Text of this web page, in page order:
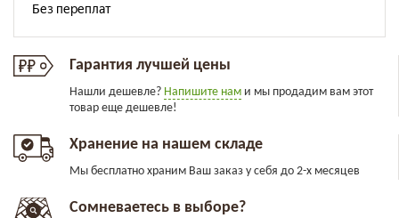
Гарантия лучшей цены
Нашли дешевле? Напишите нам и мы продадим вам этот
товар еще дешевле!
Хранение на нашем складе
Мы бесплатно храним Ваш заказ у себя до 2-х месяцев
Сомневаетесь в выборе?